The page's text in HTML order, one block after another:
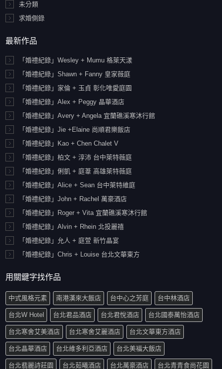
未分類
求婚側錄
最新作品
「婚禮紀錄」Wesley + Mumu 格萊天漾
「婚禮紀綠」Shawn + Fanny 皇家薇庭
「婚禮紀錄」家倫 + 玉貞 彰化唯愛庭園
「婚禮紀錄」Alex + Peggy 晶華酒店
「婚禮紀錄」Avery + Angela 宜蘭礁溪寒沐行館
「婚禮紀錄」Jie +Elaine 尚順君樂飯店
「婚禮紀錄」Kao + Chen Chalet V
「婚禮紀錄」柏文 + 淳沛 台中萊特薇庭
「婚禮紀錄」俐凱 + 庭葦 高雄萊特薇庭
「婚禮紀錄」Alice + Sean 台中萊特維庭
「婚禮紀錄」John + Rachel 萬豪酒店
「婚禮紀錄」Roger + Vita 宜蘭礁溪寒沐行館
「婚禮紀錄」Alvin + Rhein 北投麗禧
「婚禮紀錄」允人 + 庭萱 新竹晶宴
「婚禮紀錄」Chris + Louise 台北文華東方
用關鍵字找作品
中式風格元素 南港漢來大飯店 台中心之芳庭 台中林酒店
台北W Hotel 台北君品酒店 台北君悅酒店 台北國泰萬怡酒店
台北寒舍艾美酒店 台北寒舍艾麗酒店 台北文華東方酒店
台北晶華酒店 台北維多利亞酒店 台北美福大飯店
台北翡麗詩莊園 台北茹曦酒店 台北萬豪酒店 台北青青食尚花園